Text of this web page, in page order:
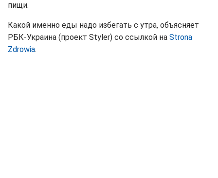
пищи.
Какой именно еды надо избегать с утра, объясняет
РБК-Украина (проект Styler) со ссылкой на Strona
Zdrowia.